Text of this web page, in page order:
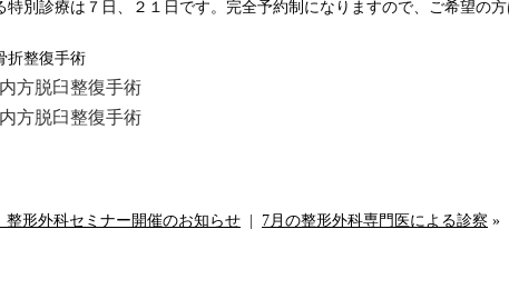
特別診療は７日、２１日です。完全予約制になりますので、ご希望の
整復手術
方脱臼整復手術
方脱臼整復手術
形外科セミナー開催のお知らせ 7月の整形外科専門医による診察 »